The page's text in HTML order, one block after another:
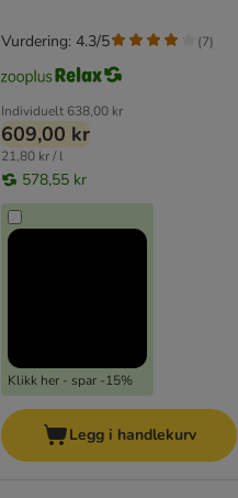
Individuelt 638,00 kr
609,00 kr
21,80 kr / l
578,55 kr
Klikk her - spar -15%
Vurdering: 4.3/5 (7)
Legg i handlekurv